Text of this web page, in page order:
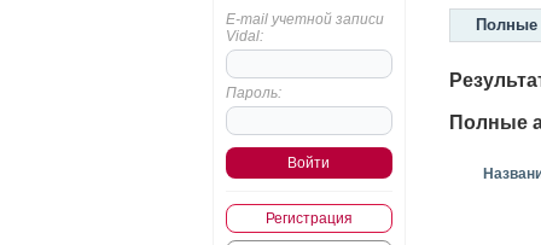
E-mail учетной записи
Vidal:
Пароль:
Регистрация
Полные
Полные